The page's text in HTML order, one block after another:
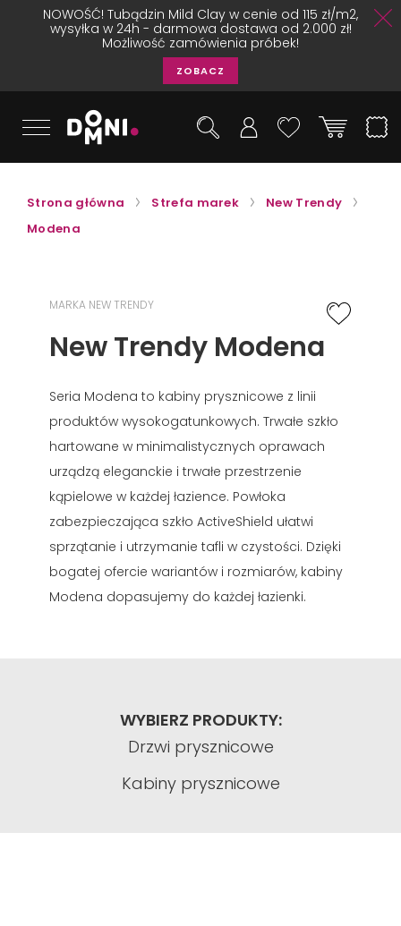
NOWOŚĆ! Tubądzin Mild Clay w cenie od 115 zł/m2,
wysyłka w 24h - darmowa dostawa od 2.000 zł!
Możliwość zamówienia próbek!
ZOBACZ
Strona główna Strefa marek
New Trendy
Modena
MARKA NEW TRENDY
New Trendy Modena
Seria Modena to kabiny prysznicowe z linii
produktów wysokogatunkowych. Trwałe szkło
hartowane w minimalistycznych oprawach
urządzą eleganckie i trwałe przestrzenie
kąpielowe w każdej łazience. Powłoka
zabezpieczająca szkło ActiveShield ułatwi
sprzątanie i utrzymanie tafli w czystości. Dzięki
bogatej ofercie wariantów i rozmiarów, kabiny
Modena dopasujemy do każdej łazienki.
WYBIERZ PRODUKTY:
Drzwi prysznicowe
Kabiny prysznicowe